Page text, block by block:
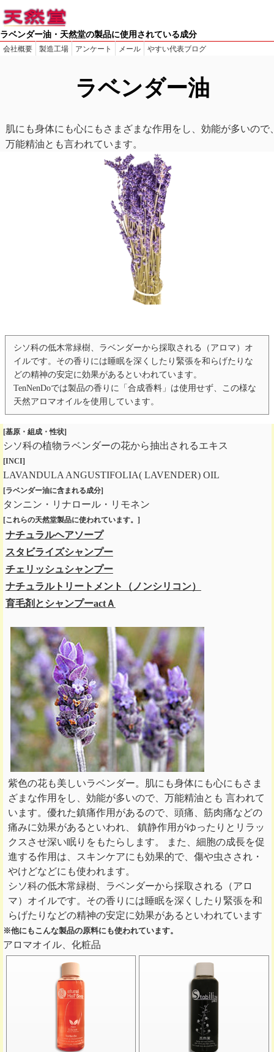
ラベンダー油・天然堂の製品に使用されている成分
会社概要 製造工場 アンケート メール やすい代表ブログ
ラベンダー油
肌にも身体にも心にもさまざまな作用をし、効能が多いので
万能精油とも言われています。
シソ科の低木常緑樹、ラベンダーから採取される（アロマ）オ
イルです。その香りには睡眠を深くしたり緊張を和らげたりな
どの精神の安定に効果があるといわれています。
TenNenDoでは製品の香りに「合成香料」は使用せず、この様な
天然アロマオイルを使用しています。
[基原・組成・性状]
シソ科の植物ラベンダーの花から抽出されるエキス
[INCI]
LAVANDULA ANGUSTIFOLIA( LAVENDER) OIL
[ラベンダー油に含まれる成分]
タンニン・リナロール・リモネン
[これらの天然堂製品に使われています。]
ナチュラルヘアソープ
スタビライズシャンプー
チェリッシュシャンプー
ナチュラルトリートメント（ノンシリコン）
育毛剤とシャンプーactＡ
紫色の花も美しいラベンダー。肌にも身体にも心にもさま
ざまな作用をし、効能が多いので、万能精油とも 言われて
います。優れた鎮痛作用があるので、頭痛、筋肉痛などの
痛みに効果があるといわれ、 鎮静作用がゆったりとリラッ
クスさせ深い眠りをもたらします。 また、細胞の成長を促
進する作用は、スキンケアにも効果的で、傷や虫さされ・
やけどなどにも使われます。
シソ科の低木常緑樹、ラベンダーから採取される（アロ
マ）オイルです。その香りには睡眠を深くしたり緊張を和
らげたりなどの精神の安定に効果があるといわれています
※他にもこんな製品の原料にも使われています。
アロマオイル、化粧品